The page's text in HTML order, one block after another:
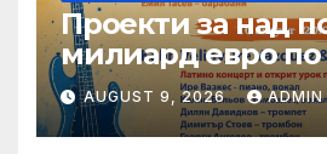
Проекти за над
милиард евро
AUGUST 9, 2026 ADMIN